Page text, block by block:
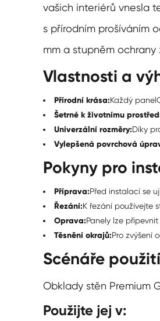
vašich interiérů vnesla
s přírodním prošíváním
mm a stupněm
Vlastnosti a
Přírodní krása:Každý panel
Šetrné k životnímu
Univerzální rozměry:Díky
Vylepšená povrchová
Pokyny pro
Příprava:Před instalací se
Řezání:K řezání používejte
Oprava:Panely lze
Těsnění okrajů:Pro zvýšení
Scénáře použití
Obklady stěn Premium
Použijte jej v: